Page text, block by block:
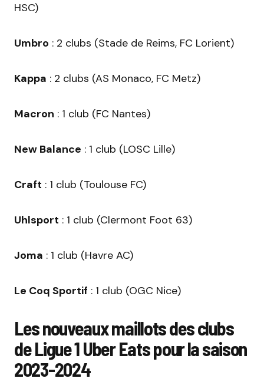
HSC)
Umbro : 2 clubs (Stade de Reims, FC Lorient)
Kappa : 2 clubs (AS Monaco, FC Metz)
Macron : 1 club (FC Nantes)
New Balance : 1 club (LOSC Lille)
Craft : 1 club (Toulouse FC)
Uhlsport : 1 club (Clermont Foot 63)
Joma : 1 club (Havre AC)
Le Coq Sportif : 1 club (OGC Nice)
Les nouveaux maillots des clubs
de Ligue 1 Uber Eats pour la saison
2023-2024